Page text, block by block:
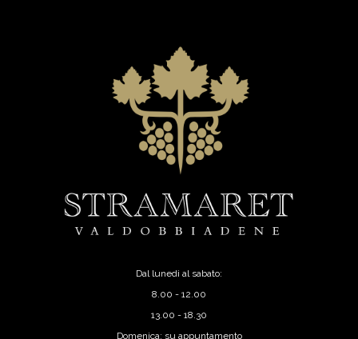
Dal lunedi al sabato:
8.00 - 12.00
13.00 - 18.30
Domenica: su appuntamento